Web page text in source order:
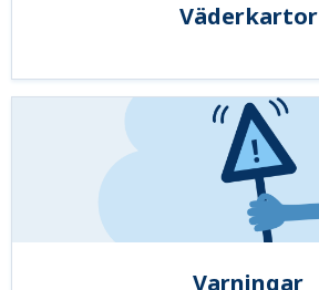
Väderkartor
Varningar